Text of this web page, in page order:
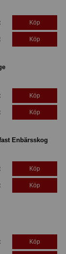
Köp
Köp
Köp
Köp
Enbärsskog
Köp
Köp
Köp